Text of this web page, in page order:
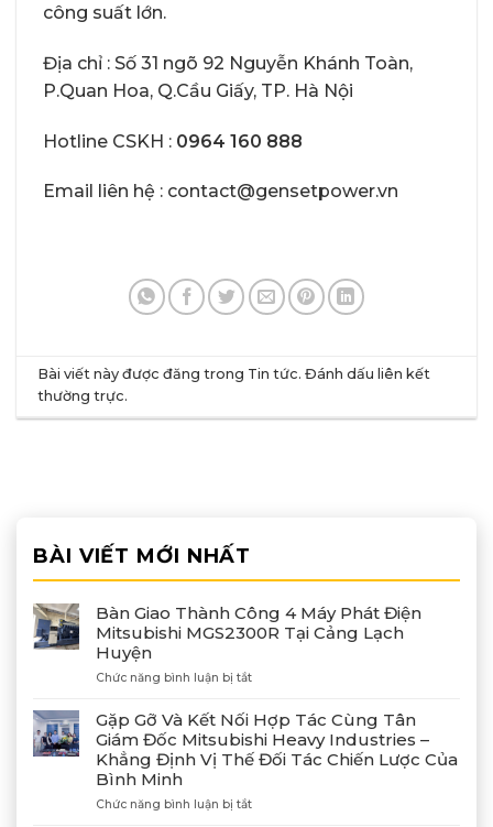
công suất lớn.
Địa chỉ : Số 31 ngõ 92 Nguyễn Khánh Toàn,
P.Quan Hoa, Q.Cầu Giấy, TP. Hà Nội
Hotline CSKH : 0964 160 888
Email liên hệ : contact@gensetpower.vn
Bài viết này được đăng trong Tin tức. Đánh dấu liên kết
thường trực.
BÀI VIẾT MỚI NHẤT
Bàn Giao Thành Công 4 Máy Phát Điện
Mitsubishi MGS2300R Tại Cảng Lạch
Huyện
Chức năng bình luận bị tắtở
Giao
Thành
Công
4
Phát
Gặp Gỡ Và Kết Nối Hợp Tác Cùng Tân
Giám Đốc Mitsubishi Heavy Industries –
Khẳng Định Vị Thế Đối Tác Chiến Lược Của
Bình Minh
Chức năng bình luận bị tắtở